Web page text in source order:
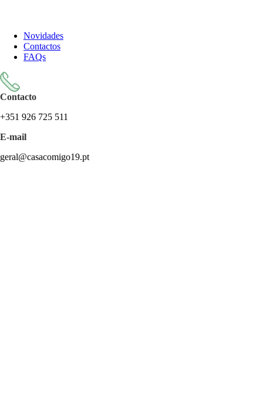
Novidades
Contactos
FAQs
Contacto
+351 926 725 511
E-mail
geral@casacomigo19.pt